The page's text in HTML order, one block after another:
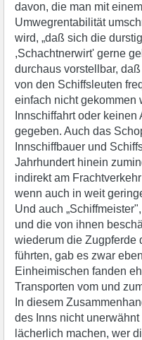
davon, die man mit
Umwegrentabilität
wird, „daß sich die
,Schachtnerwirt' gerne
durchaus vorstellbar,
von den Schiffsleuten
einfach nicht gekommen
Innschiffahrt oder
gegeben. Auch das
Innschiffbauer und
Jahrhundert hinein
indirekt am
wenn auch in weit
Und auch
und die von ihnen
wiederum die Zugpferde
führten, gab es zwar
Einheimischen fanden
Transporten vom und
In diesem
des Inns nicht
lächerlich machen, wer